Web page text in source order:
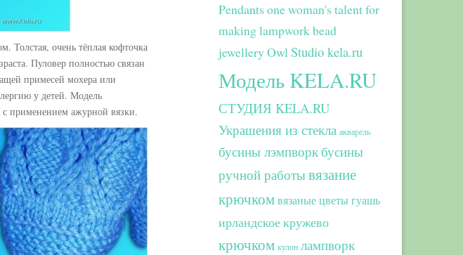
Толстая, очень тёплая кофточка
Пуловер полностью связан
примесей мохера или
у детей. Модель
с применением ажурной вязки.
Pendants one woman's talent for
making lampwork bead
jewelleryOwlStudio kela.ru
Модель KELA.RU
СТУДИЯ KELA.RU
Украшения из стекла акварель
бусины лэмпворк бусины
ручной работывязание
крючком вязаные цветы гуашь
ирландское кружево
крючком кулон лампворк